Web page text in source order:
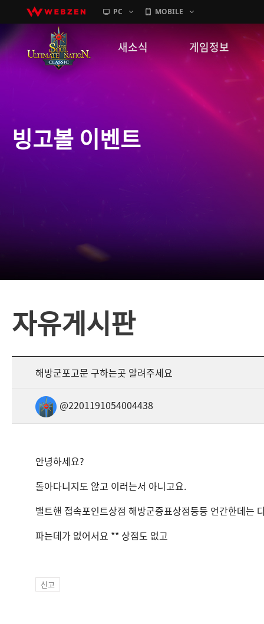
PC MOBILE
새소식
GM노트
게임정보
캐릭터소개
빙고볼 이벤트
자유게시판
해방군포고문 구하는곳 알려주세요
@2201191054004438
안녕하세요?
돌아다니지도 않고 이러는서 아니고요.
밸트핸 접속포인트상점 해방군증표상점등등 언간한데는
파는데가 없어서요 ** 상점도 없고
신고